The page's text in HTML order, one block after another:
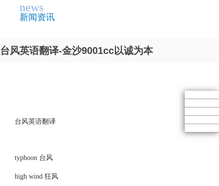
news
新闻资讯
台风英语翻译-金沙9001cc以诚为本
台风英语翻译
typhoon 台风
high wind 狂风